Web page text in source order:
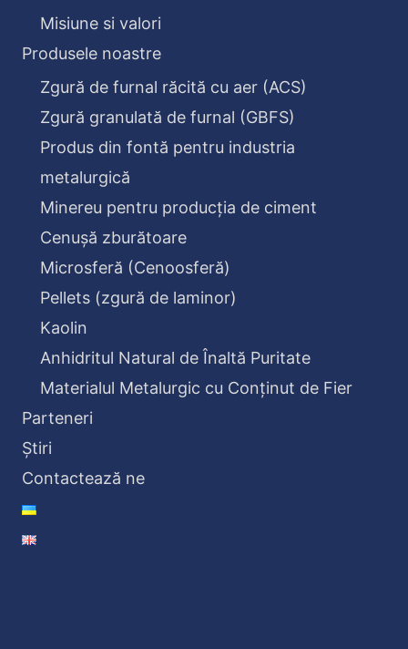
Misiune si valori
Produsele noastre
Zgură de furnal răcită cu aer (ACS)
Zgură granulată de furnal (GBFS)
Produs din fontă pentru industria
metalurgică
Minereu pentru producția de ciment
Cenușă zburătoare
Microsferă (Cenoosferă)
Pellets (zgură de laminor)
Kaolin
Anhidritul Natural de Înaltă Puritate
Materialul Metalurgic cu Conținut de Fier
Parteneri
Știri
Contactează ne